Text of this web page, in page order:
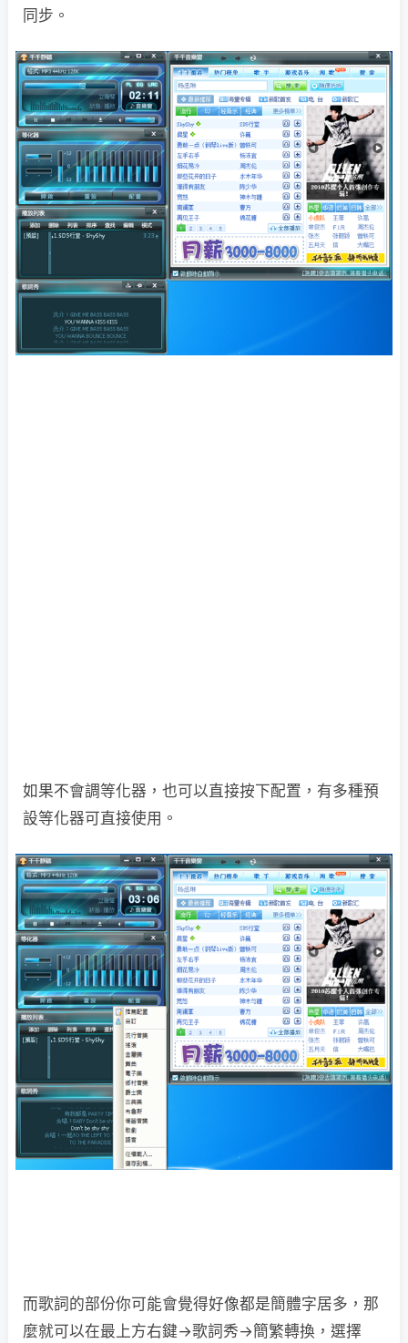
同步。
如果不會調等化器，也可以直接按下配置，有多種預
設等化器可直接使用。
而歌詞的部份你可能會覺得好像都是簡體字居多，那
麼就可以在最上方右鍵→歌詞秀→簡繁轉換，選擇